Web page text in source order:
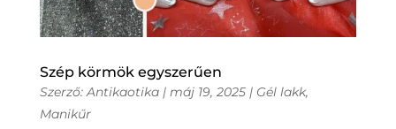
Szép körmök egyszerűen
Szerző:Antikaotika| máj 19, 2025| Gél lakk,
Manikűr